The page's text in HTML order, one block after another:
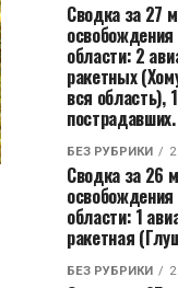
Сводка за 27
освобождения
области: 2
ракетных
вся
пострадавших.
БЕЗ РУБРИКИ
Сводка за 26
освобождения
области: 1
ракетная
БЕЗ РУБРИКИ